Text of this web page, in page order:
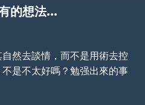
的想法...
然去談情，而不是用術去控
是不太好嗎？勉强出來的事